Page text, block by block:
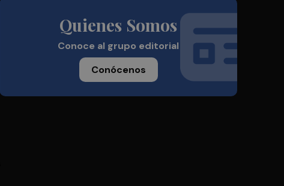
Quienes Somos
Conoce al grupo editorial
Conócenos